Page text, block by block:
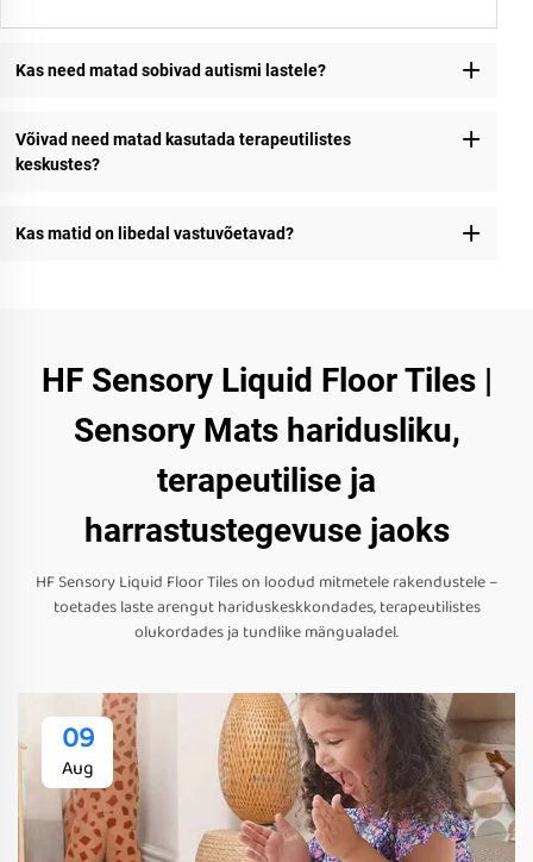
Kas need matad sobivad autismi lastele?
Võivad need matad kasutada terapeutilistes
keskustes?
Kas matid on libedal vastuvõetavad?
HF Sensory Liquid Floor Tiles |
Sensory Mats haridusliku,
terapeutilise ja
harrastustegevuse jaoks
HF Sensory Liquid Floor Tiles on loodud mitmetele rakendustele –
toetades laste arengut hariduskeskkondades, terapeutilistes
olukordades ja tundlike mängualadel.
09
Aug